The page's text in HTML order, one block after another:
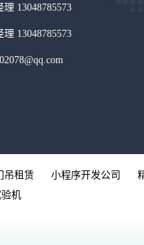
13048785573
13048785573
吊租赁 小程序开发公司
机